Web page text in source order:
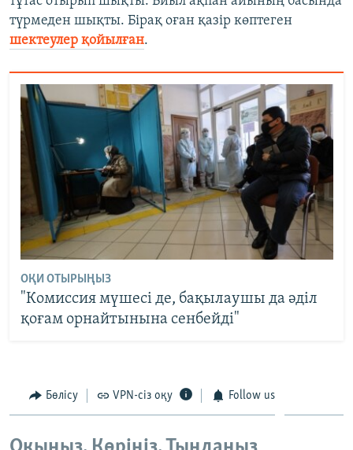
түрмеден шықты. Бірақ оған қазір көптеген
шектеулер қойылған.
ОҚИ ОТЫРЫҢЫЗ
"Комиссия мүшесі де, бақылаушы да әділ
қоғам орнайтынына сенбейді"
Бөлісу VPN-сіз оқу Follow us